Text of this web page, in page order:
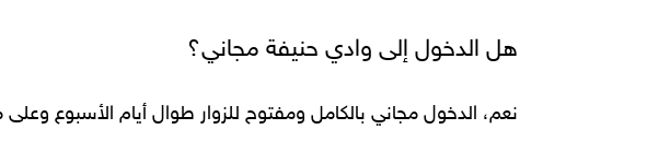
هل الدخول إلى وادي حنيفة مجاني؟
نعم، الدخول مجاني بالكامل ومفتوح للزوار طوال أيام الأسبوع وعلى